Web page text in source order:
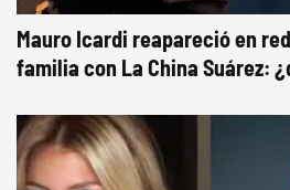
Mauro Icardi reapareció en
familia con La China Suárez: